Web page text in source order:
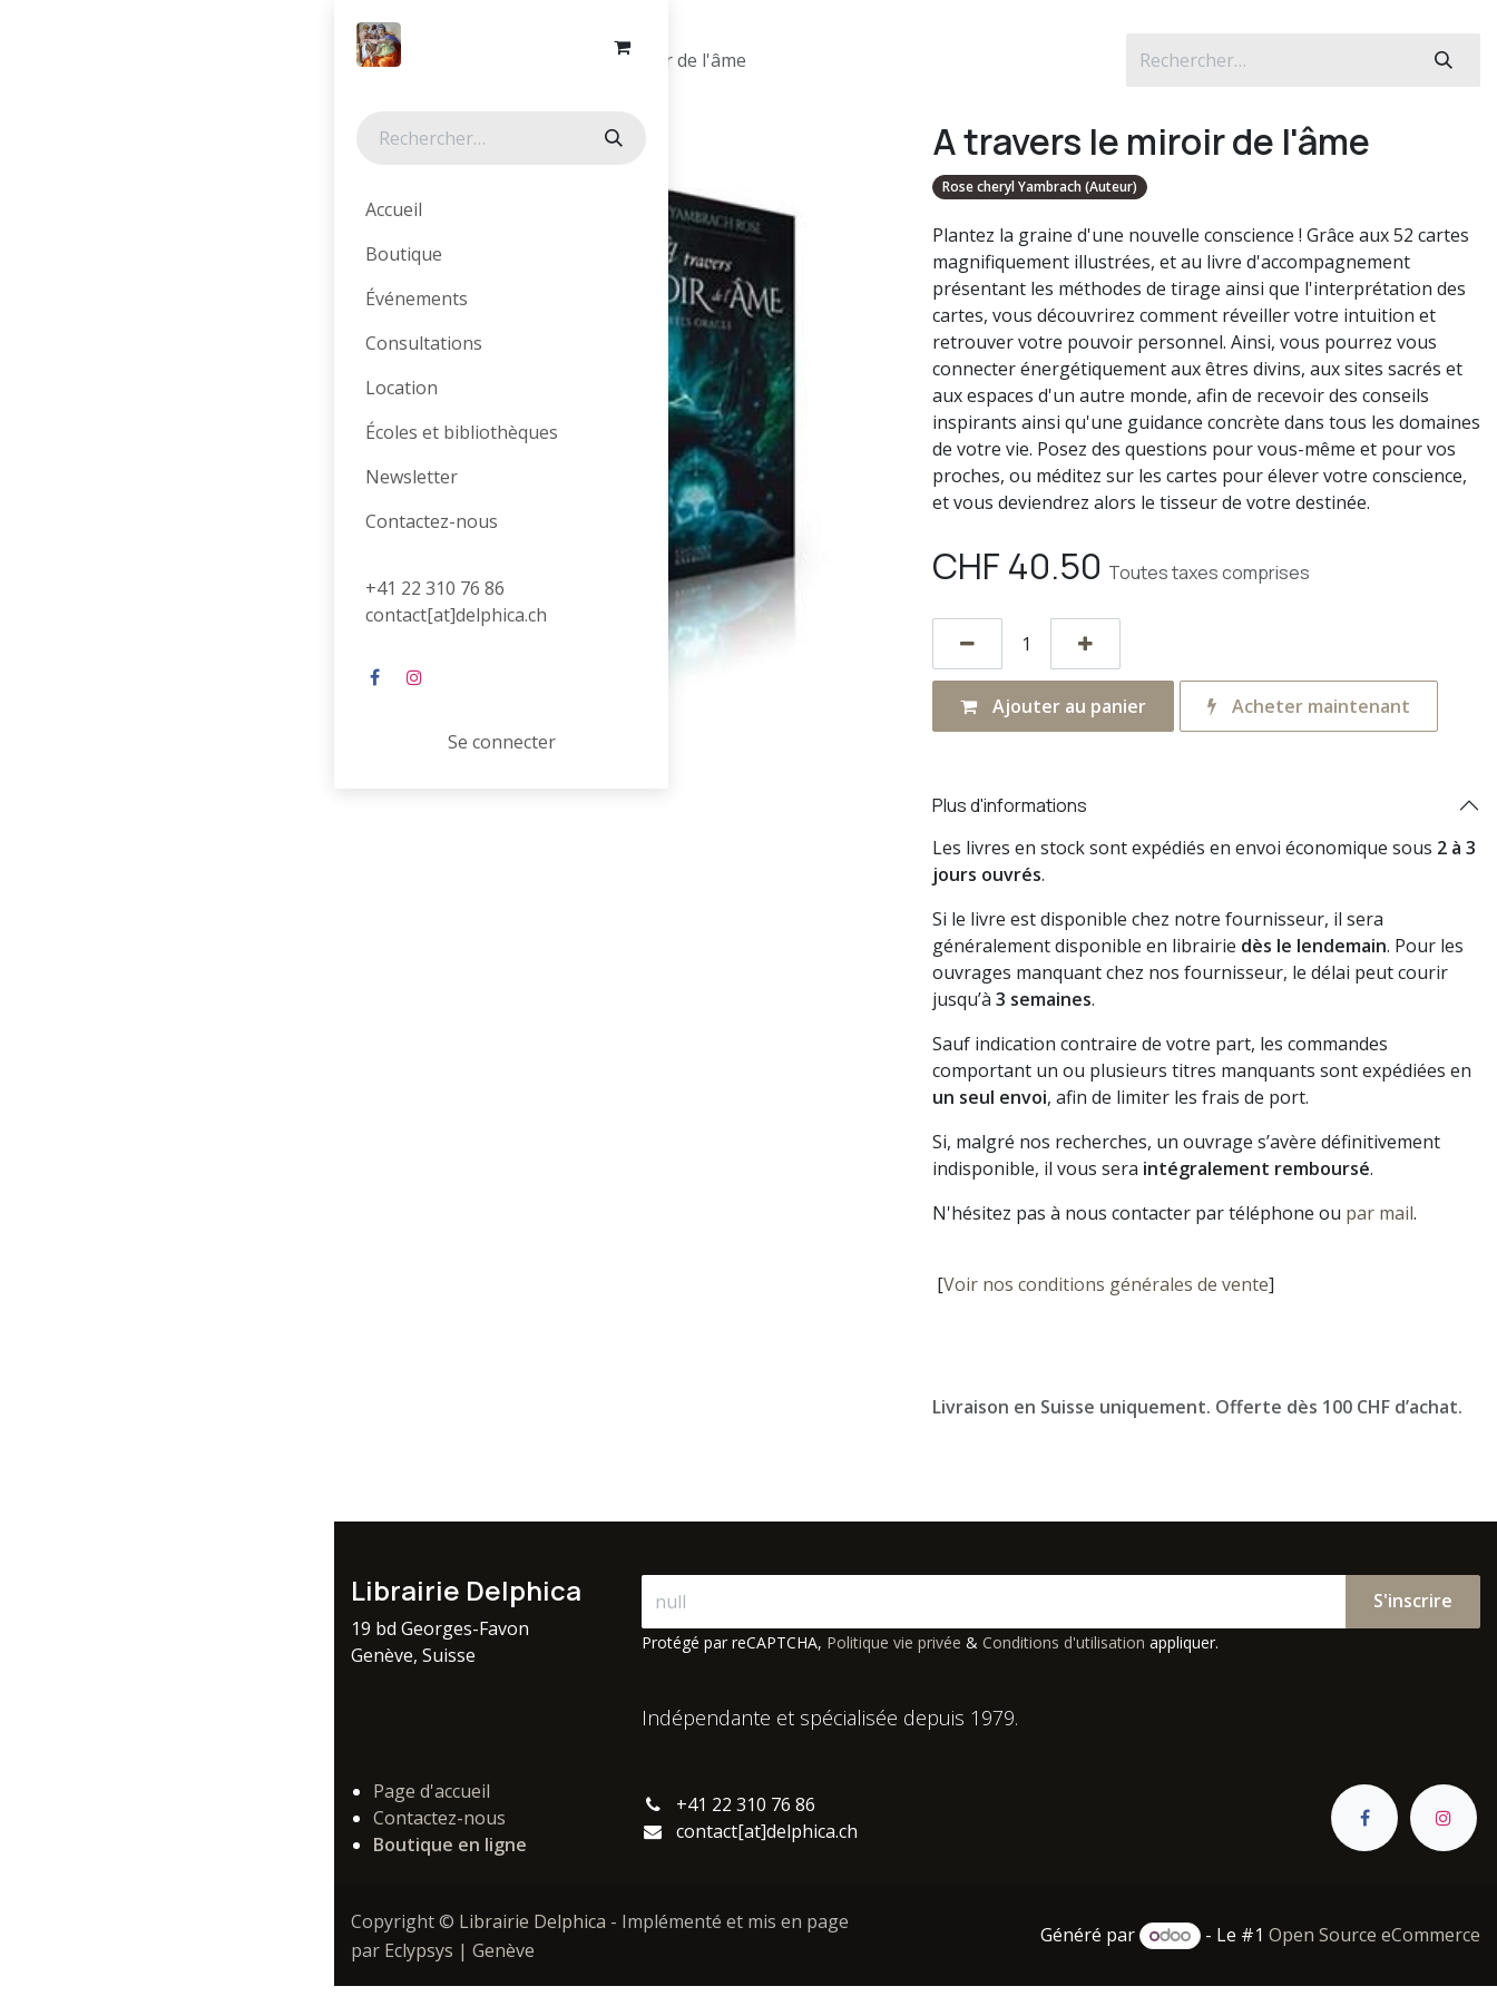
Accueil
Boutique
Événements
Consultations
Location
Écoles et bibliothèques
Newsletter
Contactez-nous
+41 22 310 76 86
contact[at]delphica.ch
Se connecter
Tous les produits A travers le miroir de l'âme
A travers le miroir de l'âme
Rose cheryl Yambrach (Auteur)
Plantez la graine d'une nouvelle conscience ! Grâce aux 52 cartes
magnifiquement illustrées, et au livre d'accompagnement
présentant les méthodes de tirage ainsi que l'interprétation des
cartes, vous découvrirez comment réveiller votre intuition et
retrouver votre pouvoir personnel. Ainsi, vous pourrez vous
connecter énergétiquement aux êtres divins, aux sites sacrés et
aux espaces d'un autre monde, afin de recevoir des conseils
inspirants ainsi qu'une guidance concrète dans tous les domaines
de votre vie. Posez des questions pour vous-même et pour vos
proches, ou méditez sur les cartes pour élever votre conscience,
et vous deviendrez alors le tisseur de votre destinée.
CHF 40.50 Toutes taxes comprises
Ajouter au panier Acheter maintenant
Plus d'informations
Les livres en stock sont expédiés en envoi économique sous 2 à 3
jours ouvrés.
Si le livre est disponible chez notre fournisseur, il sera
généralement disponible en librairie dès le lendemain. Pour les
ouvrages manquant chez nos fournisseur, le délai peut courir
jusqu’à 3 semaines.
Sauf indication contraire de votre part, les commandes
comportant un ou plusieurs titres manquants sont expédiées en
un seul envoi, afin de limiter les frais de port.
Si, malgré nos recherches, un ouvrage s’avère définitivement
indisponible, il vous sera intégralement remboursé.
N'hésitez pas à nous contacter par téléphone ou par mail.
[Voir nos conditions générales de vente]
Livraison en Suisse uniquement. Offerte dès 100 CHF d’achat.
Librairie Delphica
19 bd Georges-Favon
Genève, Suisse
S'inscrire
Protégé par reCAPTCHA, Politique vie privée & Conditions d'utilisation appliquer.
Indépendante et spécialisée depuis 1979.
Page d'accueil
Contactez-nous
Boutique en ligne
+41 22 310 76 86
contact[at]delphica.ch
Copyright © Librairie Delphica - Implémenté et mis en page
par Eclypsys | Genève
Généré par - Le #1 Open Source eCommerce